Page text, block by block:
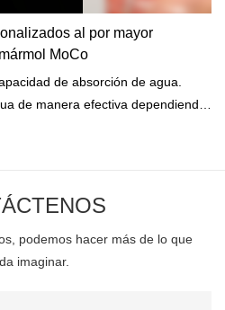
al por mayor
MoCo
de absorción de agua.
de manera efectiva dependiendo
podemos hacer más de lo que
imaginar.